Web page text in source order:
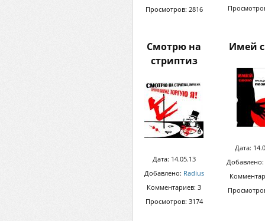
Просмотров: 2816
Смотрю на
стриптиз
Дата: 14.05.13
Добавлено: Radius
Комментариев: 3
Просмотров: 3174
Имей
Дата:
Добавлено: